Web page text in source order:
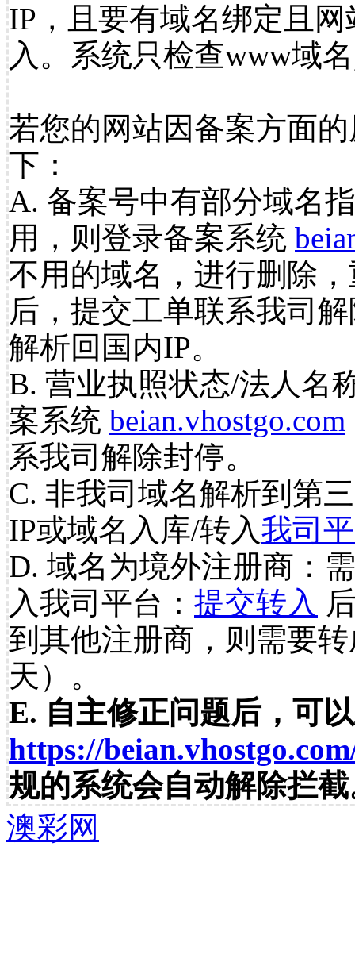
IP，且要有域名绑定且
入。系统只检查www域
若您的网站因备案方面
下：
A. 备案号中有部分域名
用，则登录备案系统
不用的域名，进行删除
后，提交工单联系我司
解析回国内IP。
B. 营业执照状态/法人名
案系统 beian.vhostgo.com
系我司解除封停。
C. 非我司域名解析到第
IP或域名入库/转入我司
D. 域名为境外注册商：
入我司平台： 提交转入
到其他注册商，则需要
天）。
E. 自主修正问题后，可
https://
规的系统会自动解除拦
澳彩网